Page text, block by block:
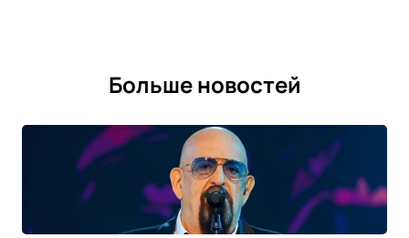
Больше новостей